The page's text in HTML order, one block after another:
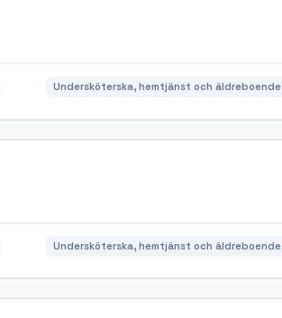
Undersköterska, hemtjänst och äldreboende
Undersköterska, hemtjänst och äldreboende